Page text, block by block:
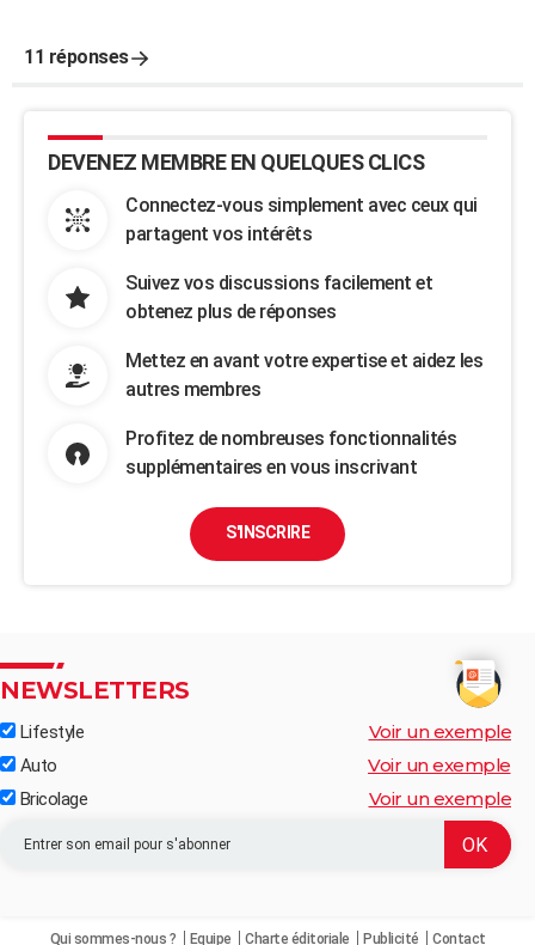
11 réponses
DEVENEZ MEMBRE EN QUELQUES CLICS
Connectez-vous simplement avec ceux qui
partagent vos intérêts
Suivez vos discussions facilement et
obtenez plus de réponses
Mettez en avant votre expertise et aidez les
autres membres
Profitez de nombreuses fonctionnalités
supplémentaires en vous inscrivant
S'INSCRIRE
NEWSLETTERS
Lifestyle Voir un exemple
Auto Voir un exemple
Bricolage Voir un exemple
Qui sommes-nous ? Equipe Charte éditoriale Publicité Contact